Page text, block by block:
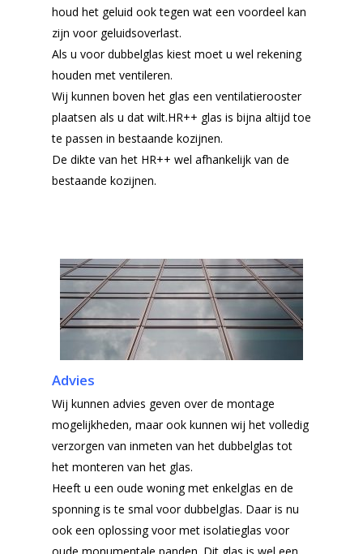
houd het geluid ook tegen wat een voordeel kan
zijn voor geluidsoverlast.
Als u voor dubbelglas kiest moet u wel rekening
houden met ventileren.
Wij kunnen boven het glas een ventilatierooster
plaatsen als u dat wilt.HR++ glas is bijna altijd toe
te passen in bestaande kozijnen.
De dikte van het HR++ wel afhankelijk van de
bestaande kozijnen.
Advies
Wij kunnen advies geven over de montage
mogelijkheden, maar ook kunnen wij het volledig
verzorgen van inmeten van het dubbelglas tot
het monteren van het glas.
Heeft u een oude woning met enkelglas en de
sponning is te smal voor dubbelglas. Daar is nu
ook een oplossing voor met isolatieglas voor